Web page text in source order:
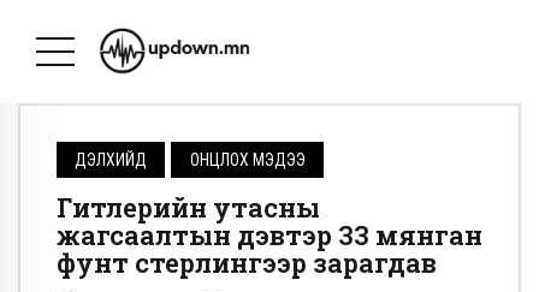
ДЭЛХИЙД ОНЦЛОХ МЭДЭЭ
Гитлерийн утасны
жагсаалтын дэвтэр 33 мянган
фунт стерлингээр зарагдав